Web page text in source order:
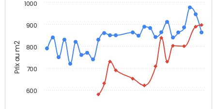
Prix au m2
600
700
800
900
1000